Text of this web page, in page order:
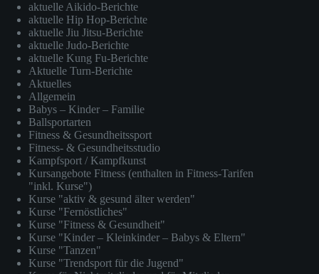
aktuelle Aikido-Berichte
aktuelle Hip Hop-Berichte
aktuelle Jiu Jitsu-Berichte
aktuelle Judo-Berichte
aktuelle Kung Fu-Berichte
Aktuelle Turn-Berichte
Aktuelles
Allgemein
Babys – Kinder – Familie
Ballsportarten
Fitness & Gesundheitssport
Fitness- & Gesundheitsstudio
Kampfsport / Kampfkunst
Kursangebote Fitness (enthalten in Fitness-Tarifen
"inkl. Kurse")
Kurse "aktiv & gesund älter werden"
Kurse "Fernöstliches"
Kurse "Fitness & Gesundheit"
Kurse "Kinder – Kleinkinder – Babys & Eltern"
Kurse "Tanzen"
Kurse "Trendsport für die Jugend"